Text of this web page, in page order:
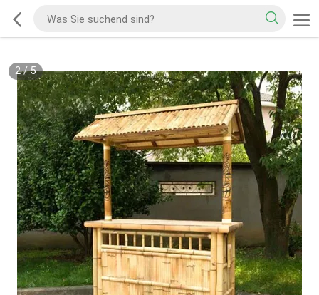
2/5